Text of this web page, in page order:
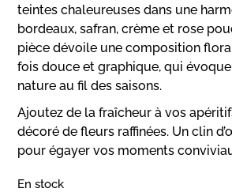
teintes chaleureuses dans une
bordeaux, safran, crème et rose
pièce dévoile une composition
fois douce et graphique, qui
nature au fil des saisons.
Ajoutez de la fraîcheur à vos
décoré de fleurs raffinées. Un clin
pour égayer vos moments
En stock